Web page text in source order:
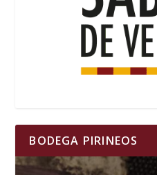
BODEGA PIRINEOS